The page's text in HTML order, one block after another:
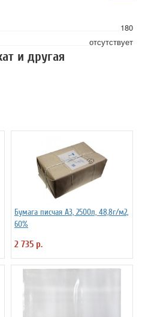
180
отсутствует
и другая
Бумага писчая А3, 2500л, 48,8г/м2,
60%
2 735 р.